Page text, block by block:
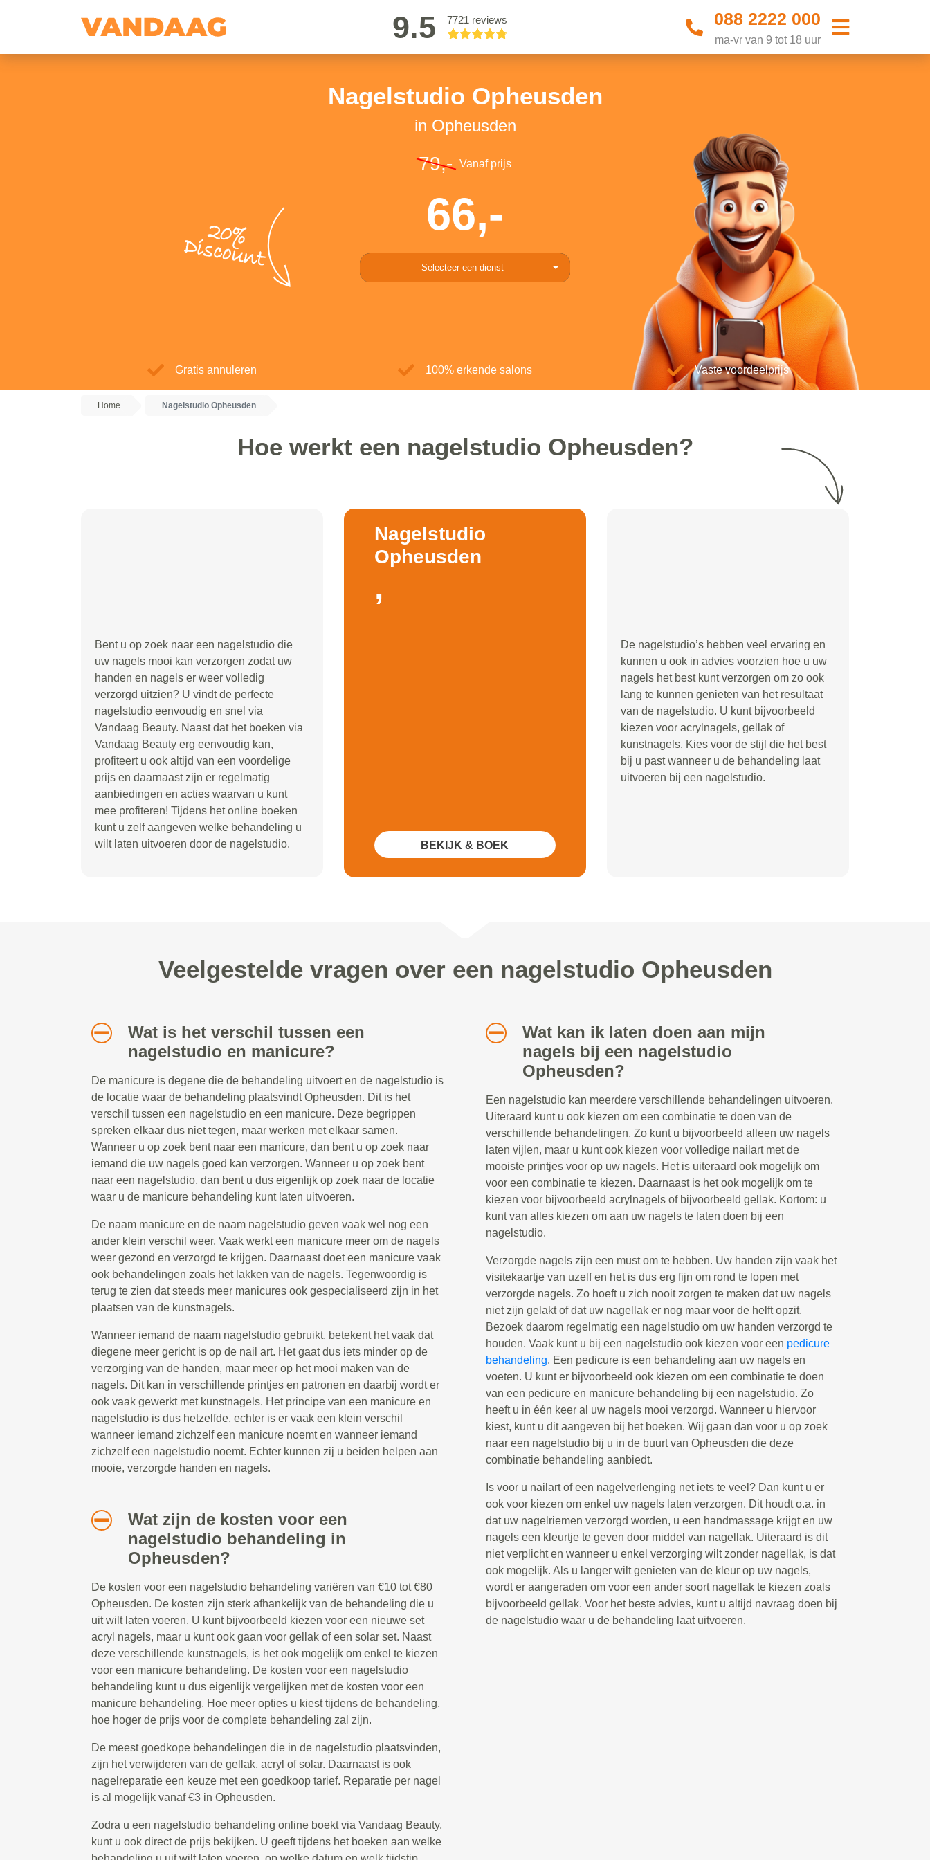
9.5 7721 reviews 088 2222 000
ma-vr van 9 tot 18 uur
Nagelstudio Opheusden
in Opheusden
20%
Discount
79,- Vanaf prijs
66,-
Selecteer een dienst
Gratis annuleren 100% erkende salons Vaste voordeelprijs
Home Nagelstudio Opheusden
Hoe werkt een nagelstudio Opheusden?
Bent u op zoek naar een nagelstudio die
uw nagels mooi kan verzorgen zodat uw
handen en nagels er weer volledig
verzorgd uitzien? U vindt de perfecte
nagelstudio eenvoudig en snel via
Vandaag Beauty. Naast dat het boeken via
Vandaag Beauty erg eenvoudig kan,
profiteert u ook altijd van een voordelige
prijs en daarnaast zijn er regelmatig
aanbiedingen en acties waarvan u kunt
mee profiteren! Tijdens het online boeken
kunt u zelf aangeven welke behandeling u
wilt laten uitvoeren door de nagelstudio.
Nagelstudio
Opheusden
,
BEKIJK & BOEK
De nagelstudio’s hebben veel ervaring en
kunnen u ook in advies voorzien hoe u uw
nagels het best kunt verzorgen om zo ook
lang te kunnen genieten van het resultaat
van de nagelstudio. U kunt bijvoorbeeld
kiezen voor acrylnagels, gellak of
kunstnagels. Kies voor de stijl die het best
bij u past wanneer u de behandeling laat
uitvoeren bij een nagelstudio.
Veelgestelde vragen over een nagelstudio Opheusden
Wat is het verschil tussen een
nagelstudio en manicure?
De manicure is degene die de behandeling uitvoert en de nagelstudio is
de locatie waar de behandeling plaatsvindt Opheusden. Dit is het
verschil tussen een nagelstudio en een manicure. Deze begrippen
spreken elkaar dus niet tegen, maar werken met elkaar samen.
Wanneer u op zoek bent naar een manicure, dan bent u op zoek naar
iemand die uw nagels goed kan verzorgen. Wanneer u op zoek bent
naar een nagelstudio, dan bent u dus eigenlijk op zoek naar de locatie
waar u de manicure behandeling kunt laten uitvoeren.
De naam manicure en de naam nagelstudio geven vaak wel nog een
ander klein verschil weer. Vaak werkt een manicure meer om de nagels
weer gezond en verzorgd te krijgen. Daarnaast doet een manicure vaak
ook behandelingen zoals het lakken van de nagels. Tegenwoordig is
terug te zien dat steeds meer manicures ook gespecialiseerd zijn in het
plaatsen van de kunstnagels.
Wanneer iemand de naam nagelstudio gebruikt, betekent het vaak dat
diegene meer gericht is op de nail art. Het gaat dus iets minder op de
verzorging van de handen, maar meer op het mooi maken van de
nagels. Dit kan in verschillende printjes en patronen en daarbij wordt er
ook vaak gewerkt met kunstnagels. Het principe van een manicure en
nagelstudio is dus hetzelfde, echter is er vaak een klein verschil
wanneer iemand zichzelf een manicure noemt en wanneer iemand
zichzelf een nagelstudio noemt. Echter kunnen zij u beiden helpen aan
mooie, verzorgde handen en nagels.
Wat zijn de kosten voor een
nagelstudio behandeling in
Opheusden?
De kosten voor een nagelstudio behandeling variëren van €10 tot €80
Opheusden. De kosten zijn sterk afhankelijk van de behandeling die u
uit wilt laten voeren. U kunt bijvoorbeeld kiezen voor een nieuwe set
acryl nagels, maar u kunt ook gaan voor gellak of een solar set. Naast
deze verschillende kunstnagels, is het ook mogelijk om enkel te kiezen
voor een manicure behandeling. De kosten voor een nagelstudio
behandeling kunt u dus eigenlijk vergelijken met de kosten voor een
manicure behandeling. Hoe meer opties u kiest tijdens de behandeling,
hoe hoger de prijs voor de complete behandeling zal zijn.
De meest goedkope behandelingen die in de nagelstudio plaatsvinden,
zijn het verwijderen van de gellak, acryl of solar. Daarnaast is ook
nagelreparatie een keuze met een goedkoop tarief. Reparatie per nagel
is al mogelijk vanaf €3 in Opheusden.
Zodra u een nagelstudio behandeling online boekt via Vandaag Beauty,
kunt u ook direct de prijs bekijken. U geeft tijdens het boeken aan welke
Wat kan ik laten doen aan mijn
nagels bij een nagelstudio
Opheusden?
Een nagelstudio kan meerdere verschillende behandelingen uitvoeren.
Uiteraard kunt u ook kiezen om een combinatie te doen van de
verschillende behandelingen. Zo kunt u bijvoorbeeld alleen uw nagels
laten vijlen, maar u kunt ook kiezen voor volledige nailart met de
mooiste printjes voor op uw nagels. Het is uiteraard ook mogelijk om
voor een combinatie te kiezen. Daarnaast is het ook mogelijk om te
kiezen voor bijvoorbeeld acrylnagels of bijvoorbeeld gellak. Kortom: u
kunt van alles kiezen om aan uw nagels te laten doen bij een
nagelstudio.
Verzorgde nagels zijn een must om te hebben. Uw handen zijn vaak het
visitekaartje van uzelf en het is dus erg fijn om rond te lopen met
verzorgde nagels. Zo hoeft u zich nooit zorgen te maken dat uw nagels
niet zijn gelakt of dat uw nagellak er nog maar voor de helft opzit.
Bezoek daarom regelmatig een nagelstudio om uw handen verzorgd te
houden. Vaak kunt u bij een nagelstudio ook kiezen voor een pedicure
behandeling. Een pedicure is een behandeling aan uw nagels en
voeten. U kunt er bijvoorbeeld ook kiezen om een combinatie te doen
van een pedicure en manicure behandeling bij een nagelstudio. Zo
heeft u in één keer al uw nagels mooi verzorgd. Wanneer u hiervoor
kiest, kunt u dit aangeven bij het boeken. Wij gaan dan voor u op zoek
naar een nagelstudio bij u in de buurt van Opheusden die deze
combinatie behandeling aanbiedt.
Is voor u nailart of een nagelverlenging net iets te veel? Dan kunt u er
ook voor kiezen om enkel uw nagels laten verzorgen. Dit houdt o.a. in
dat uw nagelriemen verzorgd worden, u een handmassage krijgt en uw
nagels een kleurtje te geven door middel van nagellak. Uiteraard is dit
niet verplicht en wanneer u enkel verzorging wilt zonder nagellak, is dat
ook mogelijk. Als u langer wilt genieten van de kleur op uw nagels,
wordt er aangeraden om voor een ander soort nagellak te kiezen zoals
bijvoorbeeld gellak. Voor het beste advies, kunt u altijd navraag doen bij
de nagelstudio waar u de behandeling laat uitvoeren.